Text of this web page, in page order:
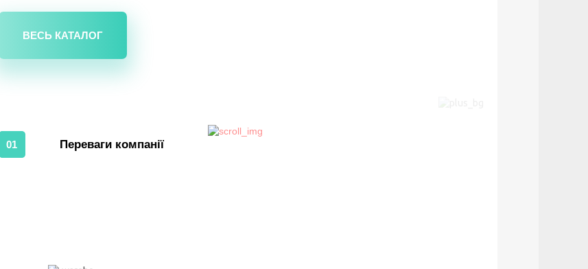
ВЕСЬ КАТАЛОГ
01 Переваги компанії